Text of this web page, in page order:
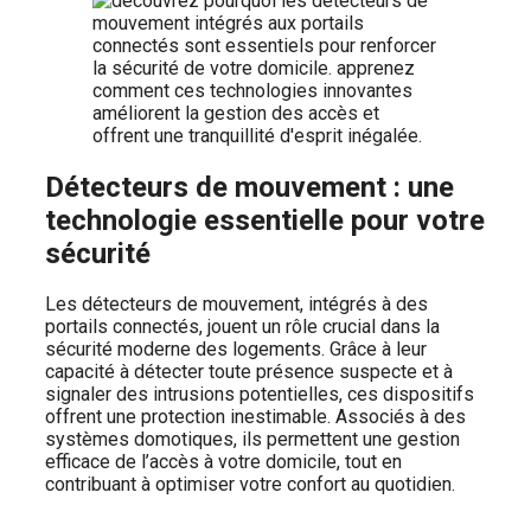
Détecteurs de mouvement : une
technologie essentielle pour votre
sécurité
Les détecteurs de mouvement, intégrés à des
portails connectés, jouent un rôle crucial dans la
sécurité moderne des logements. Grâce à leur
capacité à détecter toute présence suspecte et à
signaler des intrusions potentielles, ces dispositifs
offrent une protection inestimable. Associés à des
systèmes domotiques, ils permettent une gestion
efficace de l’accès à votre domicile, tout en
contribuant à optimiser votre confort au quotidien.